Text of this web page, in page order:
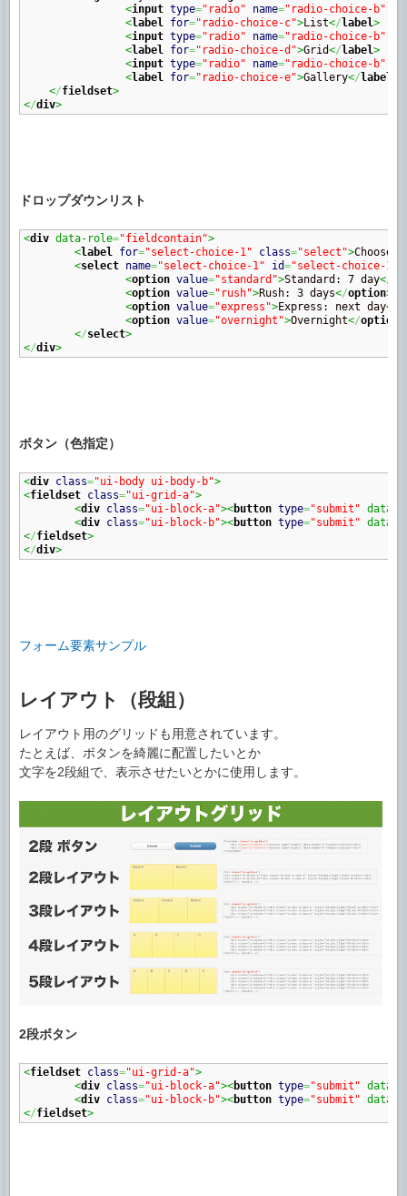
<input type="radio" name="radio-choice-b"
<label for="radio-choice-c">List</label>
<input type="radio" name="radio-choice-b"
<label for="radio-choice-d">Grid</label>
<input type="radio" name="radio-choice-b"
<label for="radio-choice-e">Gallery</label
</fieldset>
</div>
ドロップダウンリスト
<div data-role="fieldcontain">
<label for="select-choice-1" class="select">Choose
<select name="select-choice-1" id="select-choice-1"
<option value="standard">Standard: 7 day</
<option value="rush">Rush: 3 days</option>
<option value="express">Express: next day<
<option value="overnight">Overnight</option
</select>
</div>
ボタン（色指定）
<div class="ui-body ui-body-b">
<fieldset class="ui-grid-a">
<div class="ui-block-a"><button type="submit" data-
<div class="ui-block-b"><button type="submit" data-
</fieldset>
</div>
フォーム要素サンプル
レイアウト（段組）
レイアウト用のグリッドも用意されています。
たとえば、ボタンを綺麗に配置したいとか
文字を2段組で、表示させたいとかに使用します。
2段ボタン
<fieldset class="ui-grid-a">
<div class="ui-block-a"><button type="submit" data-
<div class="ui-block-b"><button type="submit" data-
</fieldset>